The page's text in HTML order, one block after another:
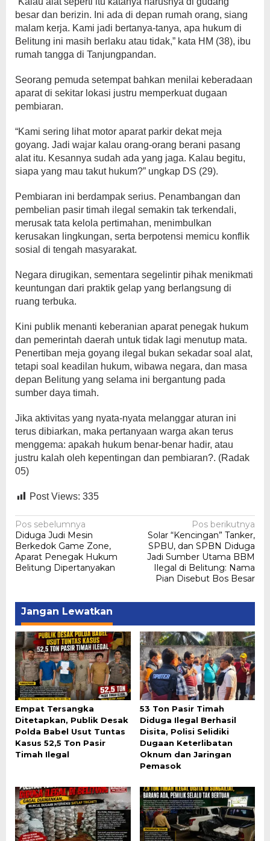
besar dan berizin. Ini ada di depan rumah orang, siang
malam kerja. Kami jadi bertanya-tanya, apa hukum di
Belitung ini masih berlaku atau tidak,” kata HM (38), ibu
rumah tangga di Tanjungpandan.
Seorang pemuda setempat bahkan menilai keberadaan
aparat di sekitar lokasi justru memperkuat dugaan
pembiaran.
“Kami sering lihat motor aparat parkir dekat meja
goyang. Jadi wajar kalau orang-orang berani pasang
alat itu. Kesannya sudah ada yang jaga. Kalau begitu,
siapa yang mau takut hukum?” ungkap DS (29).
Pembiaran ini berdampak serius. Penambangan dan
pembelian pasir timah ilegal semakin tak terkendali,
merusak tata kelola pertimahan, menimbulkan
kerusakan lingkungan, serta berpotensi memicu konflik
sosial di tengah masyarakat.
Negara dirugikan, sementara segelintir pihak menikmati
keuntungan dari praktik gelap yang berlangsung di
ruang terbuka.
Kini publik menanti keberanian aparat penegak hukum
dan pemerintah daerah untuk tidak lagi menutup mata.
Penertiban meja goyang ilegal bukan sekadar soal alat,
tetapi soal keadilan hukum, wibawa negara, dan masa
depan Belitung yang selama ini bergantung pada
sumber daya timah.
Jika aktivitas yang nyata-nyata melanggar aturan ini
terus dibiarkan, maka pertanyaan warga akan terus
menggema: apakah hukum benar-benar hadir, atau
justru kalah oleh kepentingan dan pembiaran?. (Radak
05)
Post Views: 335
Navigasi
pos
Pos sebelumnya
Diduga Judi Mesin
Berkedok Game Zone,
Aparat Penegak Hukum
Belitung Dipertanyakan
Pos berikutnya
Solar “Kencingan” Tanker,
SPBU, dan SPBN Diduga
Jadi Sumber Utama BBM
Ilegal di Belitung: Nama
Pian Disebut Bos Besar
Jangan Lewatkan
Empat Tersangka
Ditetapkan, Publik Desak
Polda Babel Usut Tuntas
Kasus 52,5 Ton Pasir
Timah Ilegal
53 Ton Pasir Timah
Diduga Ilegal Berhasil
Disita, Polisi Selidiki
Dugaan Keterlibatan
Oknum dan Jaringan
Pemasok